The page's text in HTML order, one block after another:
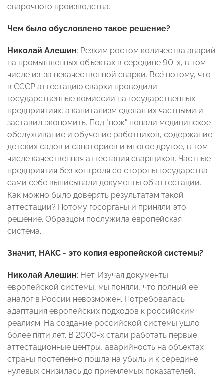
сварочного производства.
Чем было обусловлено такое решение?
Николай Алешин: Резким ростом количества аварий
на промышленных объектах в середине 90-х, в том
числе из-за некачественной сварки. Всё потому, что
в СССР аттестацию сварки проводили
государственные комиссии на государственных
предприятиях, а капитализм сделал их частными и
заставил экономить. Под "нож" попали медицинское
обслуживание и обучение работников, содержание
детских садов и санаториев и многое другое, в том
числе качественная аттестация сварщиков. Частные
предприятия без контроля со стороны государства
сами себе выписывали документы об аттестации.
Как можно было доверять результатам такой
аттестации? Потому госорганы и приняли это
решение. Образцом послужила европейская
система.
Значит, НАКС - это копия европейской системы?
Николай Алешин: Нет. Изучая документы
европейской системы, мы поняли, что полный ее
аналог в России невозможен. Потребовалась
адаптация европейских подходов к российским
реалиям. На создание российской системы ушло
более пяти лет. В 2000-х стали работать первые
аттестационные центры, аварийность на объектах
страны постепенно пошла на убыль и к середине
нулевых снизилась до приемлемых показателей.